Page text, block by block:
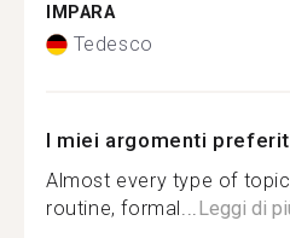
IMPARA
Tedesco
I miei argomenti
Almost every type of
routine, formal...Leggi di